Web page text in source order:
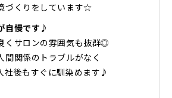
づくりをしています☆
自慢です♪
くサロンの雰囲気も抜群◎
間関係のトラブルがなく
社後もすぐに馴染めます♪